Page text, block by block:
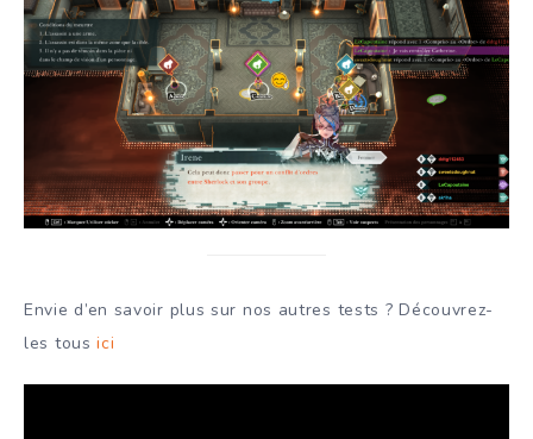
Envie d’en savoir plus sur nos autres tests ? Découvrez-
les tousici